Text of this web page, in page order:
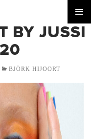
MENU
BY JUSSI
BJÖRK HIJOORT